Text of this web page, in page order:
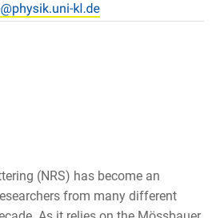
(NRS) has become an
from many different